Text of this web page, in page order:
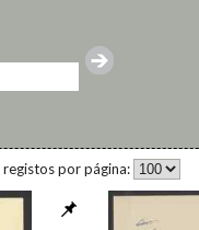
registos por página: